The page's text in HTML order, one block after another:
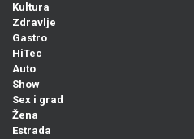
Kultura
Zdravlje
Gastro
HiTec
Auto
Show
Sex i grad
Žena
Estrada